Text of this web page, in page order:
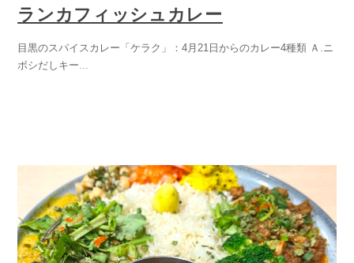
ランカフィッシュカレー
目黒のスパイスカレー「ケラク」：4月21日からのカレー4種類 Ａ.ニ
ボシだしキー...